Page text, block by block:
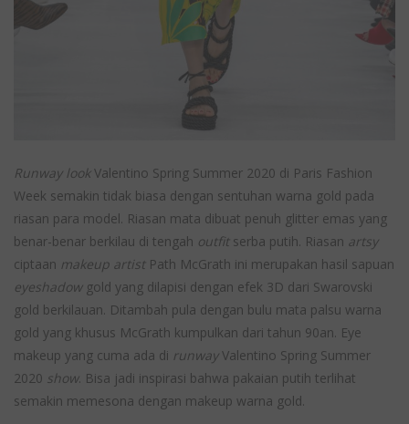
Runway look Valentino Spring Summer 2020 di Paris Fashion
Week semakin tidak biasa dengan sentuhan warna gold pada
riasan para model. Riasan mata dibuat penuh glitter emas yang
benar-benar berkilau di tengah outfit serba putih. Riasan artsy
ciptaan makeup artist Path McGrath ini merupakan hasil sapuan
eyeshadowgold yang dilapisi dengan efek 3D dari Swarovski
gold berkilauan. Ditambah pula dengan bulu mata palsu warna
gold yang khusus McGrath kumpulkan dari tahun 90an. Eye
makeup yang cuma ada di runwayValentino Spring Summer
2020 show. Bisa jadi inspirasi bahwa pakaian putih terlihat
semakin memesona dengan makeup warna gold.